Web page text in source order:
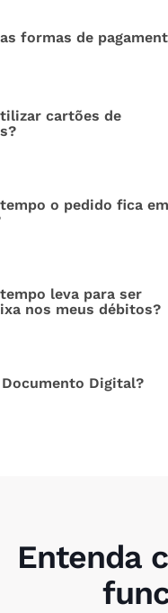
formas de
cartões de
o pedido fica em
leva para ser
nos meus débitos?
Documento Digital?
Entenda